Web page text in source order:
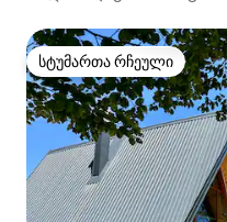
სტუმართა რჩეული
სტუმართა რჩეული